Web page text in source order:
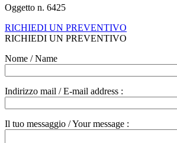
Oggetto n. 6425
RICHIEDI UN PREVENTIVO
RICHIEDI UN PREVENTIVO
Nome / Name
Indirizzo mail / E-mail address :
Il tuo messaggio / Your message :